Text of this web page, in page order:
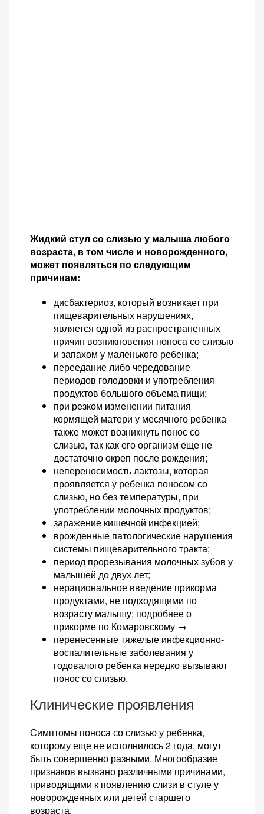
Жидкий стул со слизью у малыша любого
возраста, в том числе и новорожденного,
может появляться по следующим
причинам:
дисбактериоз, который возникает при
пищеварительных нарушениях,
является одной из распространенных
причин возникновения поноса со слизью
и запахом у маленького ребенка;
переедание либо чередование
периодов голодовки и употребления
продуктов большого объема пищи;
при резком изменении питания
кормящей матери у месячного ребенка
также может возникнуть понос со
слизью, так как его организм еще не
достаточно окреп после рождения;
непереносимость лактозы, которая
проявляется у ребенка поносом со
слизью, но без температуры, при
употреблении молочных продуктов;
заражение кишечной инфекцией;
врожденные патологические нарушения
системы пищеварительного тракта;
период прорезывания молочных зубов у
малышей до двух лет;
нерациональное введение прикорма
продуктами, не подходящими по
возрасту малышу; подробнее о
прикорме по Комаровскому →
перенесенные тяжелые инфекционно-
воспалительные заболевания у
годовалого ребенка нередко вызывают
понос со слизью.
Клинические проявления
Симптомы поноса со слизью у ребенка,
которому еще не исполнилось 2 года, могут
быть совершенно разными. Многообразие
признаков вызвано различными причинами,
приводящими к появлению слизи в стуле у
новорожденных или детей старшего
возраста.